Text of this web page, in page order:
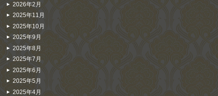
2026年2月
2025年11月
2025年10月
2025年9月
2025年8月
2025年7月
2025年6月
2025年5月
2025年4月